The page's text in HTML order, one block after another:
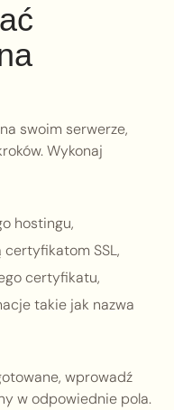
swoim serwerze,
Wykonaj
hostingu,
certyfikatom SSL,
certyfikatu,
takie jak nazwa
wprowadź
w odpowiednie pola.